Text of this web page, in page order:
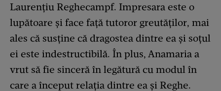
Laurențiu Reghecampf. Impresara este o
lupătoare și face față tutoror greutăților, mai
ales că susține că dragostea dintre ea și soțul
ei este indestructibilă. În plus, Anamaria a
vrut să fie sinceră în legătură cu modul în
care a început relația dintre ea și Reghe.